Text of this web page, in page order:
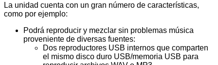
La unidad cuenta con un gran número de características,
como por ejemplo:
Podrá reproducir y mezclar sin problemas música
proveniente de diversas fuentes:
Dos reproductores USB internos que comparten
el mismo disco duro USB/memoria USB para